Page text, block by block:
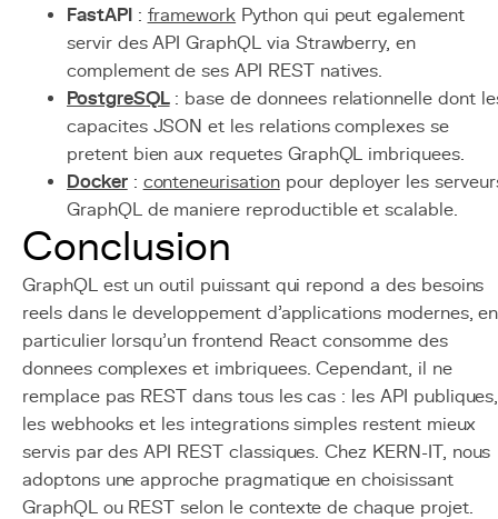
FastAPI: framework Python qui peut egalement
servir des API GraphQL via Strawberry, en
complement de ses API REST natives.
PostgreSQL: base de donnees relationnelle dont
capacites JSON et les relations complexes se
pretent bien aux requetes GraphQL imbriquees.
Docker: conteneurisationpour deployer les
GraphQL de maniere reproductible et scalable.
Conclusion
GraphQL est un outil puissant qui repond a des besoins
reels dans le developpement d'applications modernes, en
particulier lorsqu'un frontend React consomme des
donnees complexes et imbriquees. Cependant, il ne
remplace pas REST dans tous les cas : les API publiques,
les webhooks et les integrations simples restent mieux
servis par des API REST classiques. Chez KERN-IT, nous
adoptons une approche pragmatique en choisissant
GraphQL ou REST selon le contexte de chaque projet.